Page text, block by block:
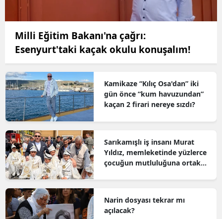
Milli Eğitim Bakanı'na çağrı:
Esenyurt'taki kaçak okulu konuşalım!
Kamikaze “Kılıç Osa'dan” iki
gün önce “kum havuzundan”
kaçan 2 firari nereye sızdı?
Sarıkamışlı iş insanı Murat
Yıldız, memleketinde yüzlerce
çocuğun mutluluğuna ortak
Narin dosyası tekrar mı
açılacak?